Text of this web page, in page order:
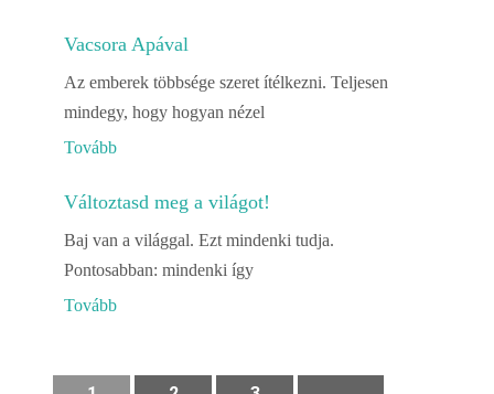
Vacsora Apával
Az emberek többsége szeret ítélkezni. Teljesen
mindegy, hogy hogyan nézel
Tovább
Változtasd meg a világot!
Baj van a világgal. Ezt mindenki tudja.
Pontosabban: mindenki így
Tovább